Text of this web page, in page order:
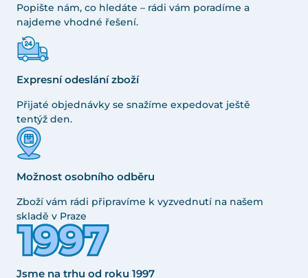
Popište nám, co hledáte – rádi vám poradíme a
najdeme vhodné řešení.
Expresní odeslání zboží
Přijaté objednávky se snažíme expedovat ještě
tentýž den.
Možnost osobního odběru
Zboží vám rádi připravíme k vyzvednutí na našem
skladě v Praze
Jsme na trhu od roku 1997